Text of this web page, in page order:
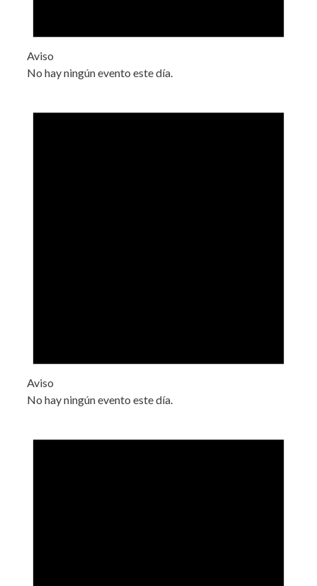
Aviso
No hay ningún evento este día.
Aviso
No hay ningún evento este día.